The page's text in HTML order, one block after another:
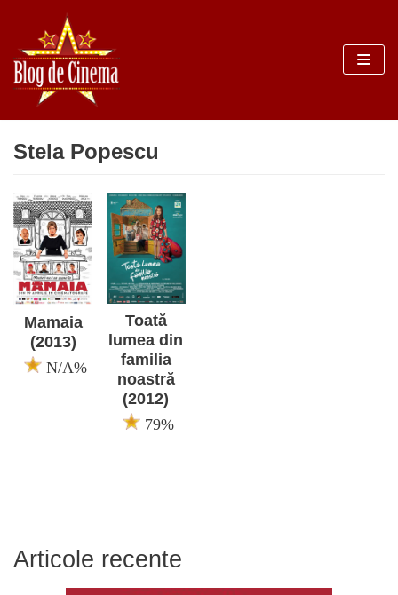
Sari
la
conținut
Stela Popescu
Mamaia
(2013)
N/A%
Toată
lumea din
familia
noastră
(2012)
79%
Articole recente